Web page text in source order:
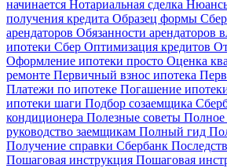
начинается Нотариальная сделка
получения кредита Образец формы
арендаторов Обязанности арендаторов
ипотеки Сбер Оптимизация кредитов
Оформление ипотеки просто Оценка
ремонте Первичный взнос ипотека
Платежи по ипотеке Погашение
ипотеки шаги Подбор созаемщика
кондиционера Полезные советы Полное
руководство заемщикам Полный гид
Получение справки Сбербанк
Пошаговая инструкция Пошаговая